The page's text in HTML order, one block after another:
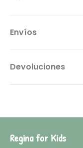
Envíos
Devoluciones
Regina for Kids